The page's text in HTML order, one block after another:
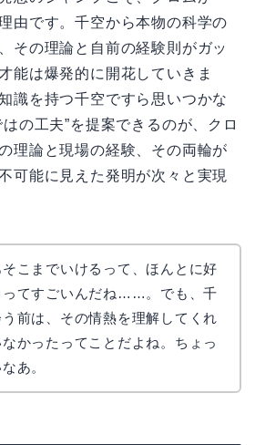
由です。千空から本物の科学の
その理論と自前の経験則がガッ
能は爆発的に開花していきま
識を持つ千空ですら思いつかな
の工夫”を提案できるのが、クロ
理論と現場の経験、その両輪が
可能に見えた発明が次々と実現
こまでいけるって、ほんとに好
ってすごいんだね……。でも、千
前は、その情熱を理解してくれ
かったってことだよね。ちょっ
あ。